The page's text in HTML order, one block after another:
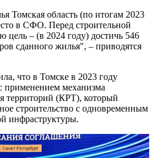
Томская область (по итогам 2023
в СФО. Перед строительной
цель – (в 2024 году) достичь 546
сданного жилья", – приводятся
что в Томске в 2023 году
применением механизма
территорий (КРТ), который
строительство с одновременным
инфраструктуры.